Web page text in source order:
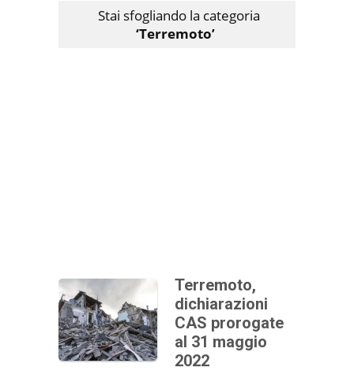
Stai sfogliando la categoria
‘Terremoto’
Terremoto,
dichiarazioni
CAS prorogate
al 31 maggio
2022